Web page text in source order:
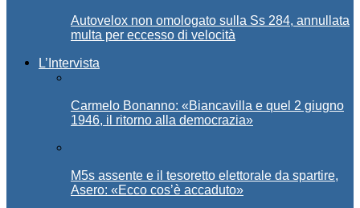
Autovelox non omologato sulla Ss 284, annullata
multa per eccesso di velocità
L’Intervista
Carmelo Bonanno: «Biancavilla e quel 2 giugno
1946, il ritorno alla democrazia»
M5s assente e il tesoretto elettorale da spartire,
Asero: «Ecco cos’è accaduto»